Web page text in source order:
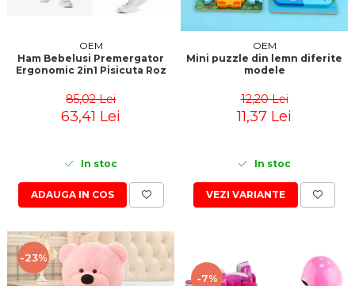
OEM
Ham Bebelusi Premergator
Ergonomic 2in1 Pisicuta Roz
85,02 Lei
63,41 Lei
In stoc
ADAUGA IN COS
OEM
Mini puzzle din lemn diferite
modele
12,20 Lei
11,37 Lei
In stoc
VEZI VARIANTE
-23%
-7%